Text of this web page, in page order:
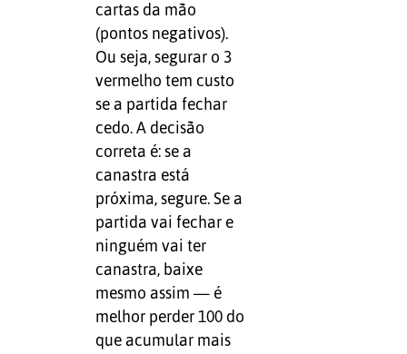
cartas da mão
(pontos negativos).
Ou seja, segurar o 3
vermelho tem custo
se a partida fechar
cedo. A decisão
correta é: se a
canastra está
próxima, segure. Se a
partida vai fechar e
ninguém vai ter
canastra, baixe
mesmo assim — é
melhor perder 100 do
que acumular mais